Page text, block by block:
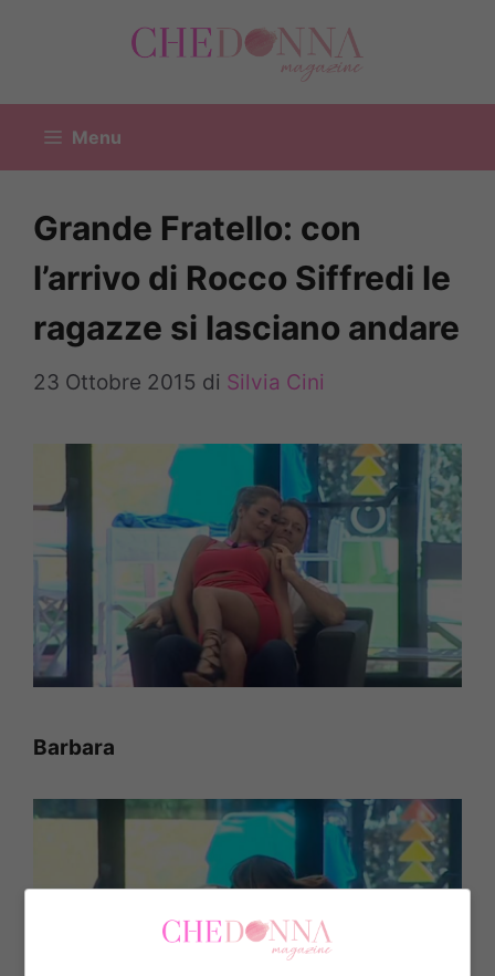
Menu
Grande Fratello: con
l’arrivo di Rocco Siffredi le
ragazze si lasciano andare
23 Ottobre 2015 di Silvia Cini
Barbara